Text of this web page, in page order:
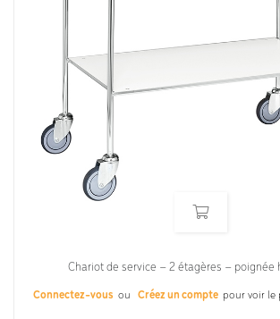
Chariot de service – 2 étagères – poignée
Connectez-vous ou Créez un compte pour voir le